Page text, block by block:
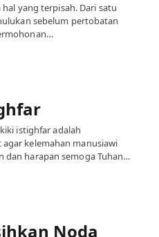
yang terpisah. Dari satu
sebelum pertobatan
istighfar adalah
kelemahan manusiawi
dan harapan semoga Tuhan…
Noda